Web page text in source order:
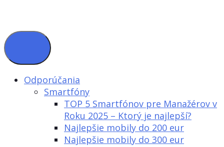
Odporúčania
Smartfóny
TOP 5 Smartfónov pre Manažérov v
Roku 2025 – Ktorý je najlepší?
Najlepšie mobily do 200 eur
Najlepšie mobily do 300 eur